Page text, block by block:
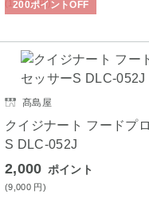
(11,250円)
200ポイントOFF
髙島屋
クイジナート フードプ
S DLC-052J
2,000 ポイント
(9,000 円)